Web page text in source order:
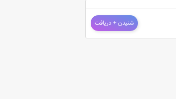
ترانه : مهدی حسینی / میکس و مسترینگ : هومن آرا
شنیدن + دریافت